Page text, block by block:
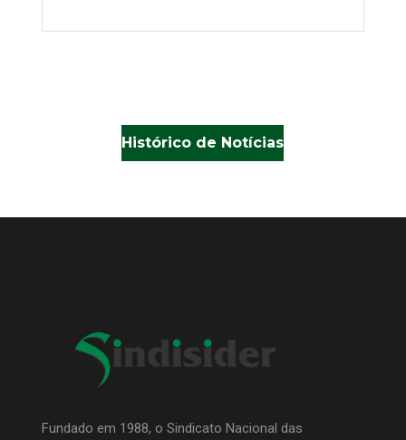
Histórico de Notícias
Fundado em 1988, o Sindicato Nacional das